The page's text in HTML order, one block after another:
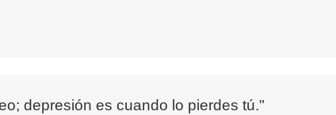
depresión es cuando lo pierdes tú."